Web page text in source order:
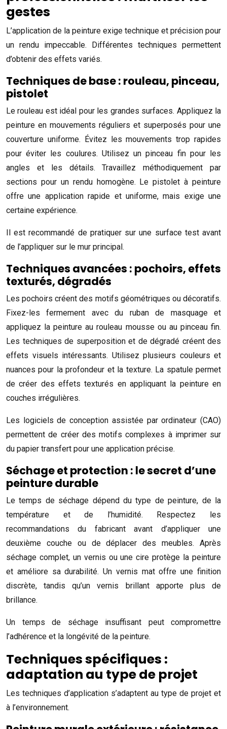
gestes
L’application de la peinture exige technique et précision pour
un rendu impeccable. Différentes techniques permettent
d’obtenir des effets variés.
Techniques de base : rouleau, pinceau,
pistolet
Le rouleau est idéal pour les grandes surfaces. Appliquez la
peinture en mouvements réguliers et superposés pour une
couverture uniforme. Évitez les mouvements trop rapides
pour éviter les coulures. Utilisez un pinceau fin pour les
angles et les détails. Travaillez méthodiquement par
sections pour un rendu homogène. Le pistolet à peinture
offre une application rapide et uniforme, mais exige une
certaine expérience.
Il est recommandé de pratiquer sur une surface test avant
de l’appliquer sur le mur principal.
Techniques avancées : pochoirs, effets
texturés, dégradés
Les pochoirs créent des motifs géométriques ou décoratifs.
Fixez-les fermement avec du ruban de masquage et
appliquez la peinture au rouleau mousse ou au pinceau fin.
Les techniques de superposition et de dégradé créent des
effets visuels intéressants. Utilisez plusieurs couleurs et
nuances pour la profondeur et la texture. La spatule permet
de créer des effets texturés en appliquant la peinture en
couches irrégulières.
Les logiciels de conception assistée par ordinateur (CAO)
permettent de créer des motifs complexes à imprimer sur
du papier transfert pour une application précise.
Séchage et protection : le secret d’une
peinture durable
Le temps de séchage dépend du type de peinture, de la
température et de l’humidité. Respectez les
recommandations du fabricant avant d’appliquer une
deuxième couche ou de déplacer des meubles. Après
séchage complet, un vernis ou une cire protège la peinture
et améliore sa durabilité. Un vernis mat offre une finition
discrète, tandis qu’un vernis brillant apporte plus de
brillance.
Un temps de séchage insuffisant peut compromettre
l’adhérence et la longévité de la peinture.
Techniques spécifiques :
adaptation au type de projet
Les techniques d’application s’adaptent au type de projet et
à l’environnement.